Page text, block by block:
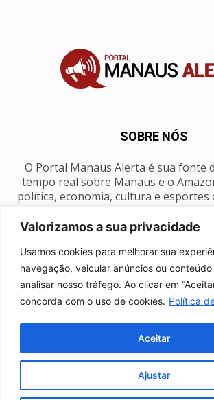
Valorizamos a sua privacidade
Usamos cookies para melhorar sua
navegação, veicular anúncios ou
analisar nosso tráfego. Ao clicar em
concorda com o uso de cookies. Política
Ajustar
Aceitar
SOBRE NÓS
O Portal Manaus Alerta é sua fonte
tempo real sobre Manaus e o
política, economia, cultura e esportes
SIGA-NOS
Fale conosco